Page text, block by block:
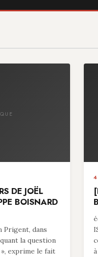
DE JOËL
BOISNARD
Prigent, dans
la question
exprime le fait